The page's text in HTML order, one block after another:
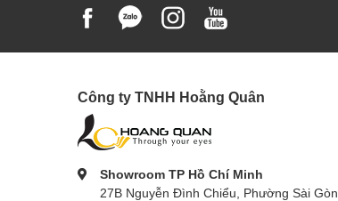
Công ty TNHH Hoằng Quân
Showroom TP Hồ Chí Minh
27B Nguyễn Đình Chiểu, Phường Sài Gòn